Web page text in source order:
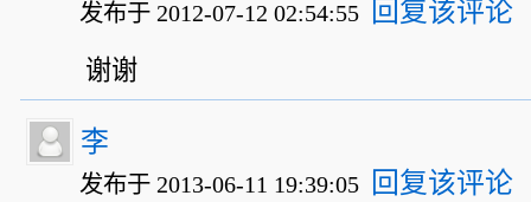
发布于 2012-07-12 02:54:55 回复该评论
谢谢
李
发布于 2013-06-11 19:39:05 回复该评论